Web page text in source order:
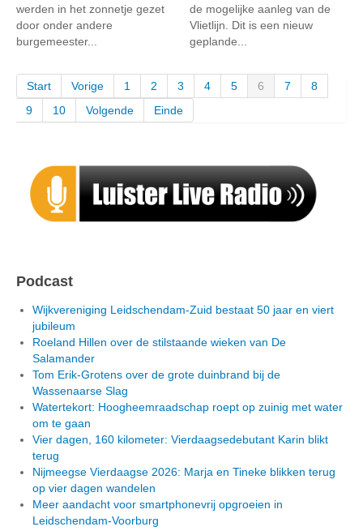
werden in het zonnetje gezet
door onder andere
burgemeester...
de mogelijke aanleg van de
Vlietlijn. Dit is een nieuw
geplande...
Start Vorige 1 2 3 4 5 6 7
8
9
10 Volgende Einde
Podcast
Wijkvereniging Leidschendam-Zuid bestaat 50 jaar en viert
jubileum
Roeland Hillen over de stilstaande wieken van De
Salamander
Tom Erik-Grotens over de grote duinbrand bij de
Wassenaarse Slag
Watertekort: Hoogheemraadschap roept op zuinig met water
om te gaan
Vier dagen, 160 kilometer: Vierdaagsedebutant Karin blikt
terug
Nijmeegse Vierdaagse 2026: Marja en Tineke blikken terug
op vier dagen wandelen
Meer aandacht voor smartphonevrij opgroeien in
Leidschendam-Voorburg